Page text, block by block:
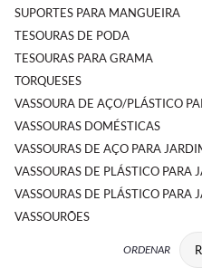
SUPORTES PARA MANGUEIRA
TESOURAS DE PODA
TESOURAS PARA GRAMA
TORQUESES
VASSOURA DE AÇO/PLÁSTICO
VASSOURAS DOMÉSTICAS
VASSOURAS DE AÇO PARA
VASSOURAS DE PLÁSTICO PARA
VASSOURAS DE PLÁSTICO PARA
VASSOURÕES
ORDENAR